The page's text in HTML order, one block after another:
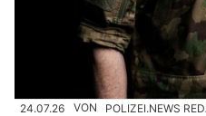
24.07.26 VON POLIZEI.NEWS